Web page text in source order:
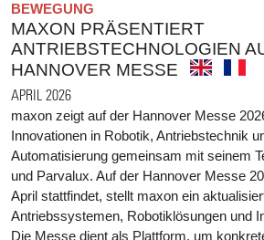
BEWEGUNG
MAXON PRÄSENTIERT
ANTRIEBSTECHNOLOGIEN
HANNOVER MESSE
APRIL 2026
maxon zeigt auf der Hannover Messe
Innovationen in Robotik, Antriebstechnik
Automatisierung gemeinsam mit seinem
und Parvalux. Auf der Hannover Messe
April stattfindet, stellt maxon ein
Antriebssystemen, Robotiklösungen und
Die Messe dient als Plattform, um